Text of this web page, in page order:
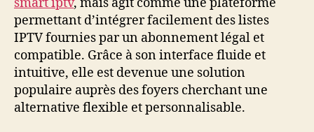
smart iptv, mais agit comme une plateforme
permettant d’intégrer facilement des listes
IPTV fournies par un abonnement légal et
compatible. Grâce à son interface fluide et
intuitive, elle est devenue une solution
populaire auprès des foyers cherchant une
alternative flexible et personnalisable.